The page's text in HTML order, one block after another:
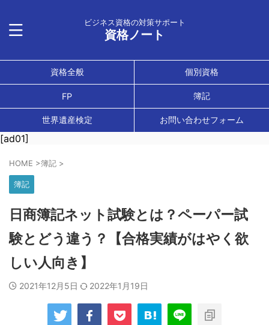
ビジネス資格の対策サポート
資格ノート
資格全般 個別資格
FP 簿記
世界遺産検定 お問い合わせフォーム
[ad01]
HOME >簿記 >
簿記
日商簿記ネット試験とは？ペーパー試
験とどう違う？【合格実績がはやく欲
しい人向き】
2021年12月5日 2022年1月19日